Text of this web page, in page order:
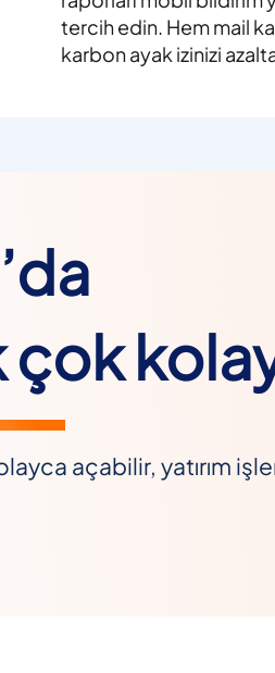
tercih edin. Hem mail
karbon ayak izinizi
çok
açabilir, yatırım